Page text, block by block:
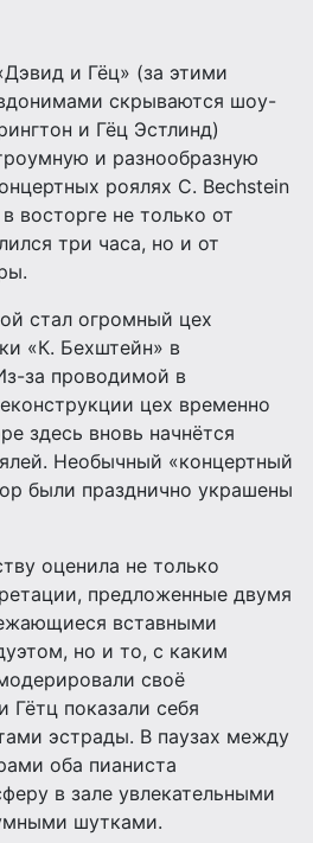
и Гёц» (за этими
скрываются шоу-
и Гёц Эстлинд)
и разнообразную
роялях C. Bechstein
восторге не только от
три часа, но и от
стал огромный цех
«К. Бехштейн» в
за проводимой в
цех временно
здесь вновь начнётся
Необычный «концертный
были празднично украшены
оценила не только
предложенные двумя
вставными
но и то, с каким
своё
Гётц показали себя
эстрады. В паузах между
оба пианиста
в зале увлекательными
шутками.